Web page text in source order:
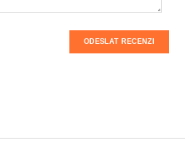
ODESLAT RECENZI